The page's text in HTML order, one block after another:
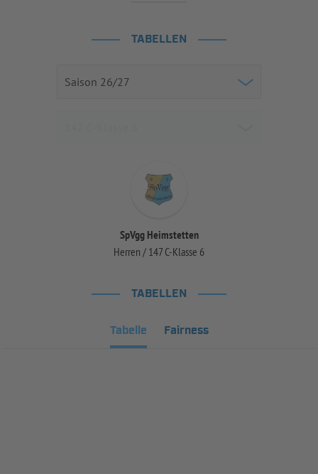
TABELLEN
SpVgg Heimstetten
Herren / 147 C-Klasse 6
TABELLEN
Tabelle Fairness